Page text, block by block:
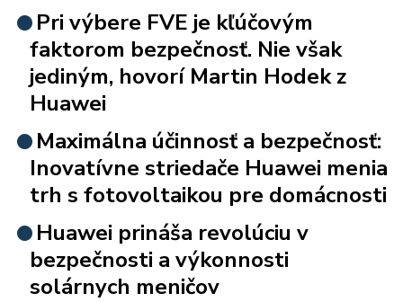
Pri výbere FVE je kľúčovým
faktorom bezpečnosť. Nie však
jediným, hovorí Martin Hodek z
Huawei
Maximálna účinnosť a bezpečnosť:
Inovatívne striedače Huawei menia
trh s fotovoltaikou pre domácnosti
Huawei prináša revolúciu v
bezpečnosti a výkonnosti
solárnych meničov